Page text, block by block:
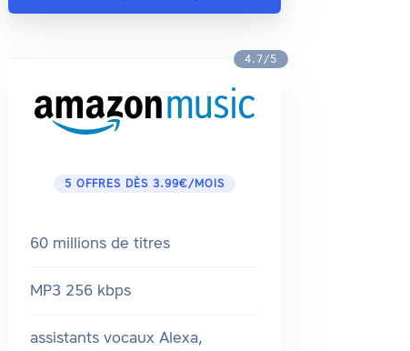
4.7/5
5 OFFRES DÈS 3.99€/MOIS
60 millions de titres
MP3 256 kbps
assistants vocaux Alexa,